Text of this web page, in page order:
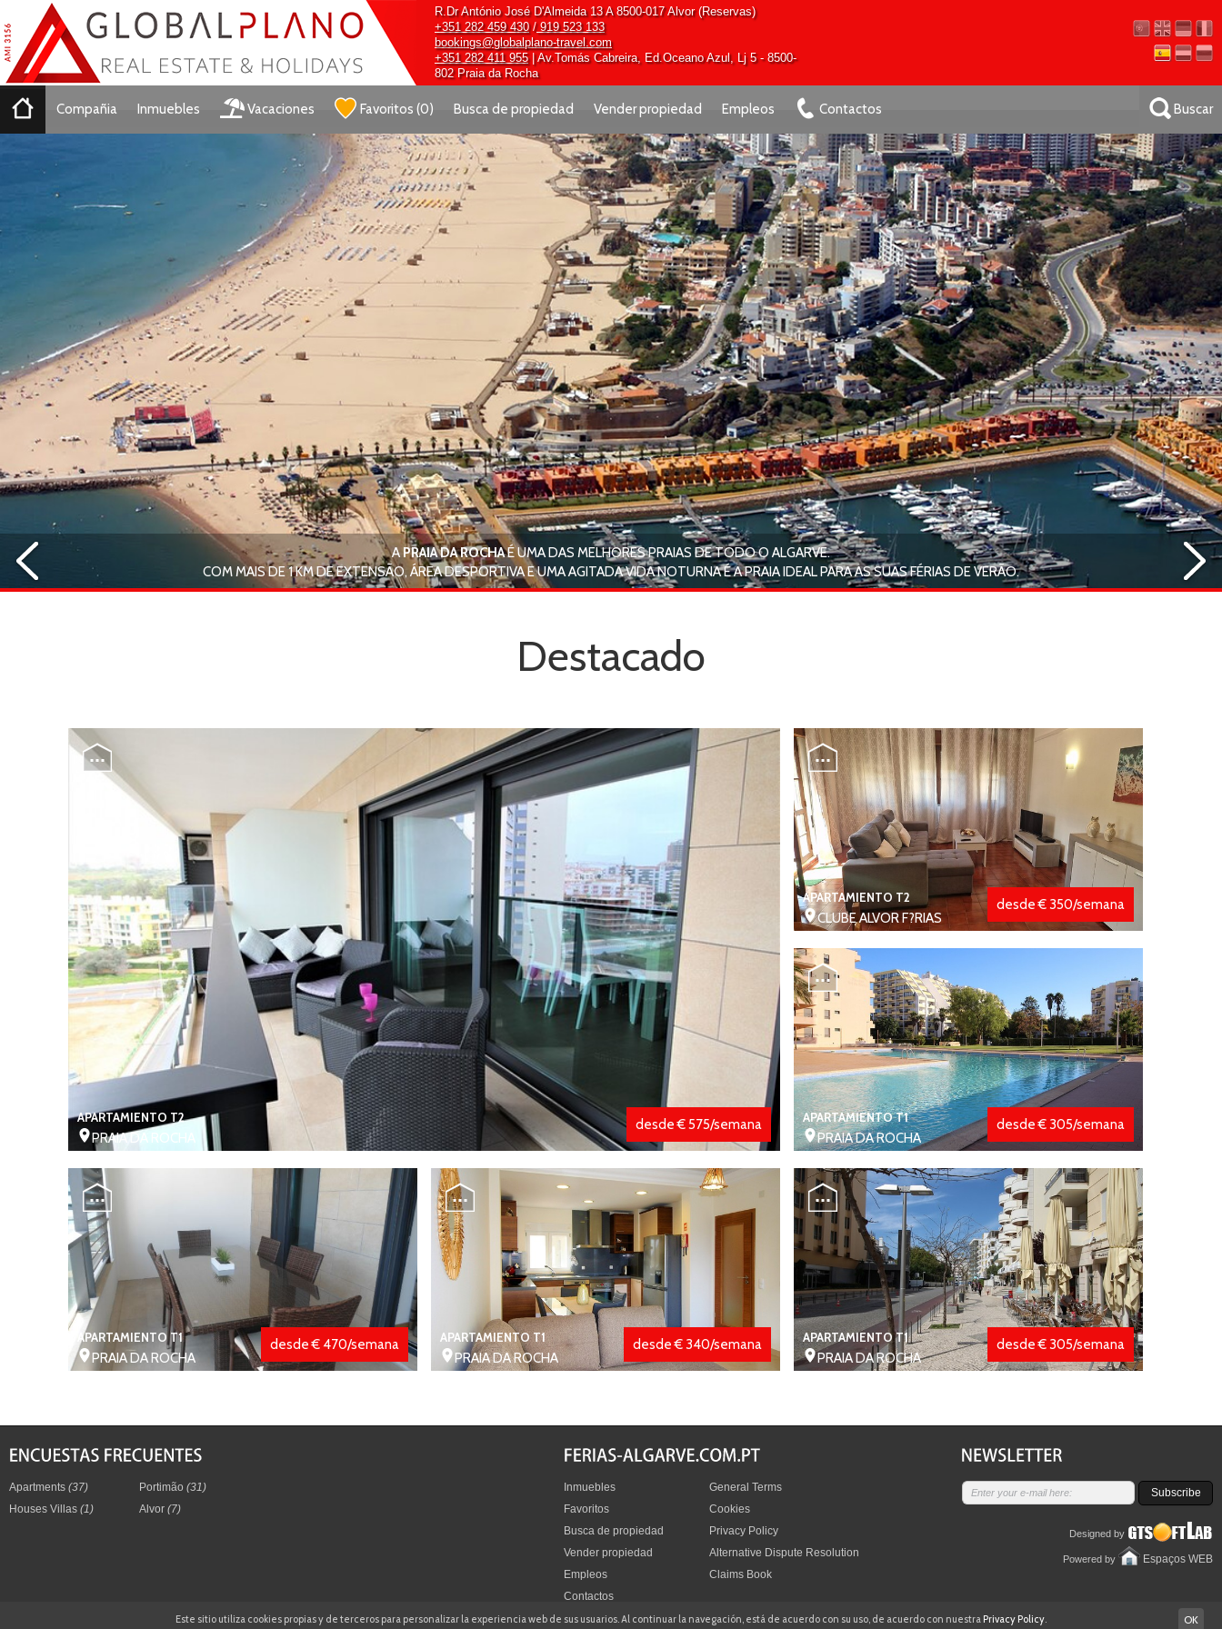
R.Dr António José D'Almeida 13 A 8500-017 Alvor (Reservas)
+351 282 459 430/919 523 133
bookings@globalplano-travel.com
+351 282 411 955| Av.Tomás Cabreira, Ed.Oceano Azul, Lj 5 - 8500-
802 Praia da Rocha
Compañia Inmuebles Vacaciones Favoritos (0) Busca de propiedad Vender propiedad Empleos Contactos Buscar
A PRAIA DA ROCHAÉ UMA DAS MELHORES PRAIAS DE TODO O ALGARVE.
COM MAIS DE 1 KM DE EXTENSÃO, ÁREA DESPORTIVA E UMA AGITADA VIDA NOTURNA É A PRAIA IDEAL PARA AS SUAS FÉRIAS DE VERÃO.
Destacado
APARTAMIENTO T2
PRAIA DA ROCHA
desde € 575/semana
APARTAMIENTO T2
CLUBE ALVOR F?RIAS
desde € 350/semana
APARTAMIENTO T1
PRAIA DA ROCHA
desde € 305/semana
APARTAMIENTO T1
PRAIA DA ROCHA
desde € 470/semana APARTAMIENTO T1
PRAIA DA ROCHA
desde € 340/semana APARTAMIENTO T1
PRAIA DA ROCHA
desde € 305/semana
Apartments (37)
Houses Villas (1)
Portimão (31)
Alvor (7)
Inmuebles
Favoritos
Busca de propiedad
Vender propiedad
Empleos
Contactos
General Terms
Cookies
Privacy Policy
Alternative Dispute Resolution
Claims Book
Subscribe
Designed by
Powered by Espaços WEB
OK
Este sitio utiliza cookies propias y de terceros para personalizar la experiencia web de sus usuarios. Al continuar la navegación, está de acuerdo con su uso, de acuerdo con nuestra Privacy Policy.